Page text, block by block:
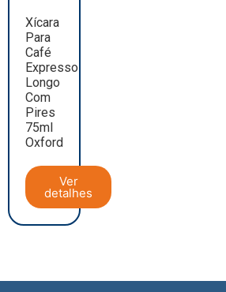
Xícara
Para
Café
Expresso
Longo
Com
Pires
75ml
Oxford
Ver
detalhes